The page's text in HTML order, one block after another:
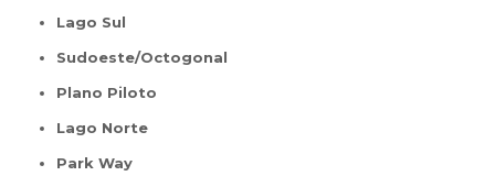
Lago Sul
Sudoeste/Octogonal
Plano Piloto
Lago Norte
Park Way